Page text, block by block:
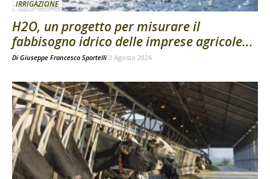
IRRIGAZIONE
H2O, un progetto per misurare il
fabbisogno idrico delle imprese agricole...
Di Giuseppe Francesco Sportelli 3 Agosto 2026